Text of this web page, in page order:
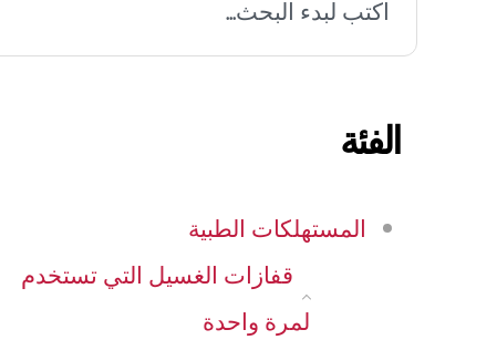
الفئة
المستهلكات الطبية
قفازات الغسيل التي تستخدم
لمرة واحدة